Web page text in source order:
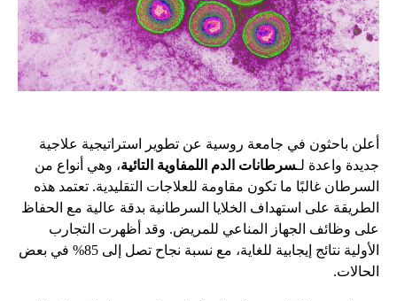
أعلن باحثون في جامعة روسية عن تطوير استراتيجية علاجية
جديدة واعدة لـسرطانات الدم اللمفاوية التائية، وهي أنواع من
السرطان غالبًا ما تكون مقاومة للعلاجات التقليدية. تعتمد هذه
الطريقة على استهداف الخلايا السرطانية بدقة عالية مع الحفاظ
على وظائف الجهاز المناعي للمريض. وقد أظهرت التجارب
الأولية نتائج إيجابية للغاية، مع نسبة نجاح تصل إلى 85% في بعض
الحالات.